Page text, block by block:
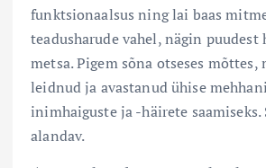
funktsionaalsus ning lai baas
teadusharude vahel, nägin
metsa. Pigem sõna otseses mõttes,
leidnud ja avastanud ühise
inimhaiguste ja -häirete
alandav.